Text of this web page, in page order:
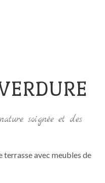
soignée et des
terrasse avec meubles de